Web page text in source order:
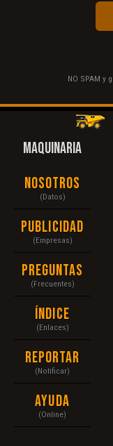
NO SPAM y
MAQUINARIA
Nosotros
(Datos)
Publicidad
(Empresas)
Preguntas
(Frecuentes)
Índice
(Enlaces)
Reportar
(Notificar)
Ayuda
(Online)